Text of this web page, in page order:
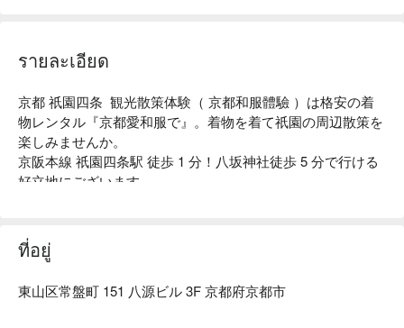
รายละเอียด
京都 祇園四条  観光散策体験（ 京都和服體驗 ）は格安の着
物レンタル『京都愛和服で』。着物を着て祇園の周辺散策を
楽しみませんか。
京阪本線 祇園四条駅 徒歩 1 分！八坂神社徒歩 5 分で行ける
好立地にございます。
けは着付師が、ヘアーセットは資格を持った美容師が担当い
たします。また、受付には台湾・香港出身のスタッフが通訳
来店いただけます。宇治平等院店で着物を着たあと、電車で
ที่อยู่
東山区常盤町 151 八源ビル 3F 京都府京都市